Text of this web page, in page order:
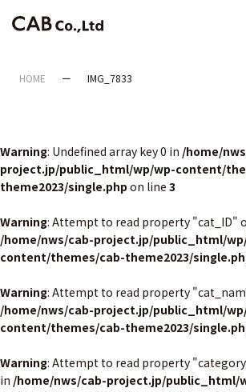
HOME IMG_7833
Warning: Undefined array key 0 in /home/
project.jp/public_html/wp/wp-content/
theme2023/single.php on line 3
Warning: Attempt to read property "cat_ID"
/home/nws/cab-project.jp/public_html/
content/themes/cab-theme2023/
Warning: Attempt to read property
/home/nws/cab-project.jp/public_html/
content/themes/cab-theme2023/
Warning: Attempt to read property
in /home/nws/cab-project.jp/public_html/